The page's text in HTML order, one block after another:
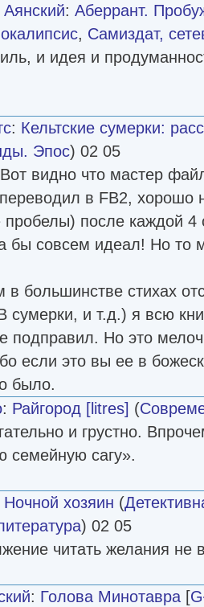
Аянский: Аберрант.
, Самиздат,
и идея и
: Кельтские сумерки:
Эпос) 02 05
видно что мастер
переводил в FB2,
после каждой 4
бы совсем идеал! Но то
большинстве стихах
сумерки, и т.д.) я всю
подправил. Но это
если это вы ее в
было.
: Райгород [litres] (
и грустно.
семейную сагу».
Ночной хозяин (
) 02 05
читать желания не
: Голова Минотавра [